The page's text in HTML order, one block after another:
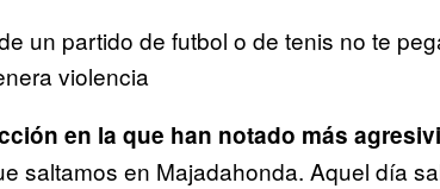
un partido de futbol o de tenis no te
violencia
en la que han notado más
saltamos en Majadahonda. Aquel día